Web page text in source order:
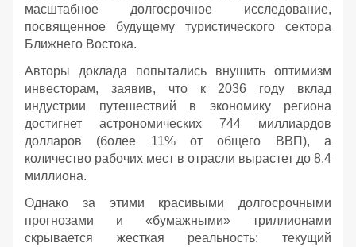
масштабное долгосрочное исследование,
посвященное будущему туристического сектора
Ближнего Востока.
Авторы доклада попытались внушить оптимизм
инвесторам, заявив, что к 2036 году вклад
индустрии путешествий в экономику региона
достигнет астрономических 744 миллиардов
долларов (более 11% от общего ВВП), а
количество рабочих мест в отрасли вырастет до 8,4
миллиона.
Однако за этими красивыми долгосрочными
прогнозами и «бумажными» триллионами
скрывается жесткая реальность: текущий